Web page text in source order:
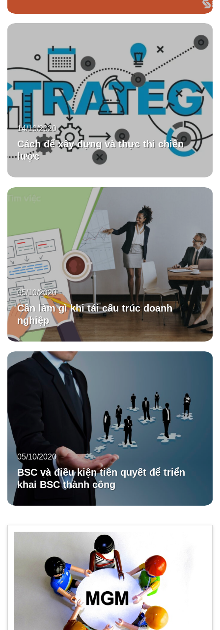
Cách để xây dựng và thực thi chiến
lược
14/10/2020
Cần làm gì khi tái cấu trúc doanh
nghiệp
05/10/2020
BSC và điều kiện tiên quyết để triển
khai BSC thành công
05/10/2020